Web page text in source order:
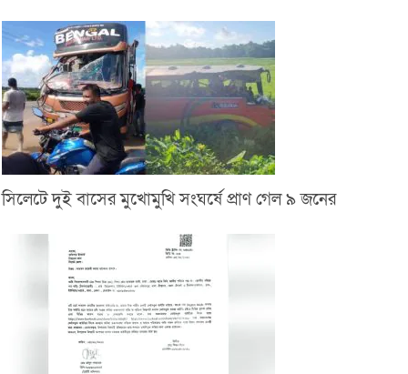
সিলেটে দুই বাসের মুখোমুখি সংঘর্ষে প্রাণ গেল ৯ জনের